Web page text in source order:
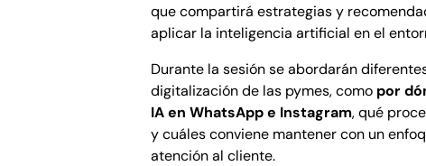
que compartirá estrategias y
aplicar la inteligencia artificial en el
Durante la sesión se abordarán
digitalización de las pymes, como por
IA en WhatsApp e Instagram, qué
y cuáles conviene mantener con un
atención al cliente.